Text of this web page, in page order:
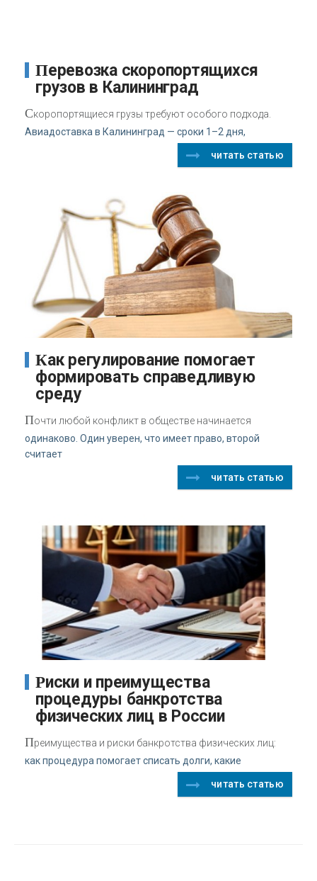
Перевозка скоропортящихся
грузов в Калининград
Скоропортящиеся грузы требуют особого подхода.
Авиадоставка в Калининград — сроки 1–2 дня,
читать статью
Как регулирование помогает
формировать справедливую
среду
Почти любой конфликт в обществе начинается
одинаково. Один уверен, что имеет право, второй
считает
читать статью
Риски и преимущества
процедуры банкротства
физических лиц в России
Преимущества и риски банкротства физических лиц:
как процедура помогает списать долги, какие
читать статью